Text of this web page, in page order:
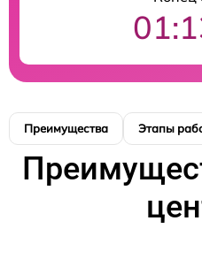
Преимущества Этапы